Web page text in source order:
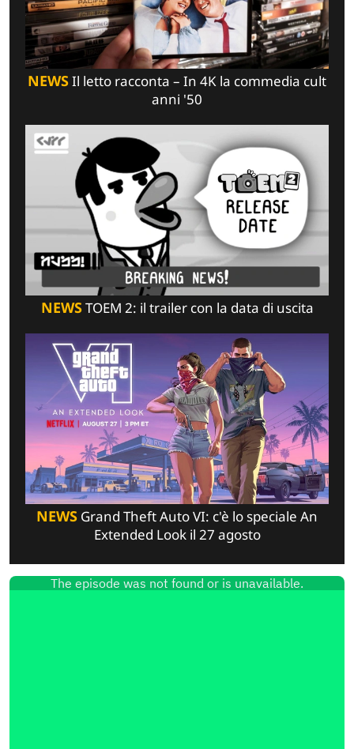
NEWSIl letto racconta – In 4K la commedia cult
anni '50
NEWSTOEM 2: il trailer con la data di uscita
NEWS Grand Theft Auto VI: c'è lo speciale An
Extended Look il 27 agosto